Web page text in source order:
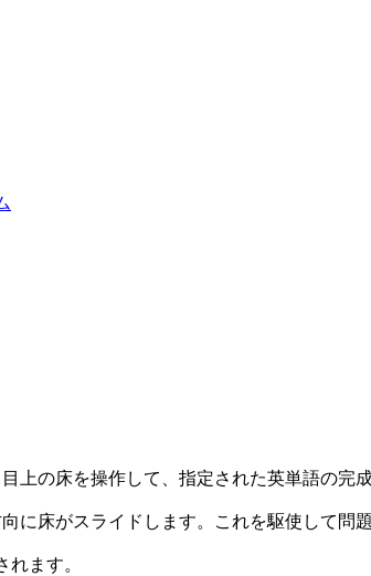
上の床を操作して、指定された英単語の完
に床がスライドします。これを駆使して問
れます。